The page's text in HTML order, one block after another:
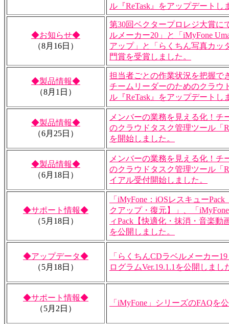
ル『ReTask』をアップデートし
◆お知らせ◆
（8月16日）
第30回ベクタープロレジ大賞に
ルメーカー20」と「iMyFone
アップ」と「らくちん写真カッ
門賞を受賞しました。
◆製品情報◆
（8月1日）
担当者ごとの作業状況を把握で
チームリーダーのためのクラウ
ル『ReTask』をアップデートし
◆製品情報◆
（6月25日）
メンバーの業務を見える化！チ
のクラウドタスク管理ツール「
を開始しました。
◆製品情報◆
（6月18日）
メンバーの業務を見える化！チ
のクラウドタスク管理ツール「
イアル受付開始しました。
◆サポート情報◆
（5月18日）
「iMyFone：iOSレスキュー
クアップ・復元】」、「
ィPack【快適化・抹消・音楽動
を公開しました。
◆アップデータ◆
（5月18日）
「らくちんCDラベルメーカー
ログラムVer.19.1.1を公開しまし
◆サポート情報◆
（5月2日）
「iMyFone」シリーズのFAQを